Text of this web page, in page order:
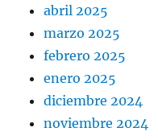
abril 2025
marzo 2025
febrero 2025
enero 2025
diciembre 2024
noviembre 2024